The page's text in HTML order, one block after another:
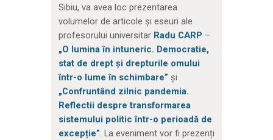
Sibiu, va avea loc prezentarea
volumelor de articole și eseuri ale
profesorului universitar Radu CARP –
„O lumina în intuneric. Democratie,
stat de drept și drepturile omului
într-o lume în schimbare” și
„Confruntând zilnic pandemia.
Reflectii despre transformarea
sistemului politic într-o perioadă de
excepție”. La eveniment vor fi prezenți